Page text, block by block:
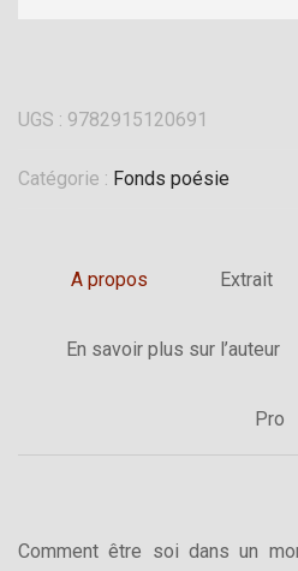
UGS : 9782915120691
Catégorie : Fonds poésie
A propos Extrait
En savoir plus sur l’auteur
Pro
Comment être soi dans un